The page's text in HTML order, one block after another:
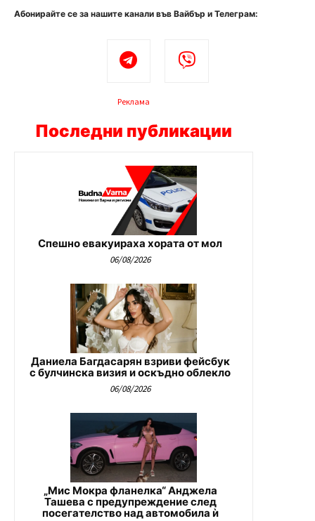
Абонирайте се за нашите канали във Вайбър и Телеграм:
Реклама
Последни публикации
Спешно евакуираха хората от мол
06/08/2026
Даниела Багдасарян взриви фейсбук
с булчинска визия и оскъдно облекло
06/08/2026
„Мис Мокра фланелка“ Анджела
Ташева с предупреждение след
посегателство над автомобила ѝ